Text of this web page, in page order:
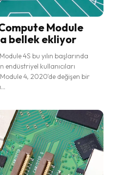
Module
bellek ekliyor
4S bu yılın başlarında
endüstriyel kullanıcıları
4, 2020'de değişen bir